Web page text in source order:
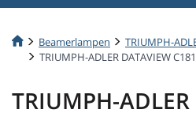
Beamerlampen
TRIUMPH-
TRIUMPH-ADLER DATAVIEW C181
TRIUMPH-